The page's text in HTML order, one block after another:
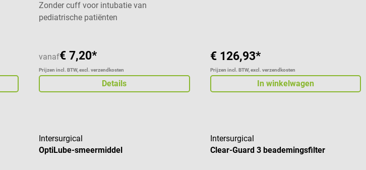
Zonder cuff voor intubatie van
pediatrische patiënten
vanaf€ 7,20*
Prijzen incl. BTW, excl. verzendkosten
Details
€ 126,93*
Prijzen incl. BTW, excl. verzendkosten
In winkelwagen
Intersurgical
OptiLube-smeermiddel
Intersurgical
Clear-Guard 3 beademingsfilter